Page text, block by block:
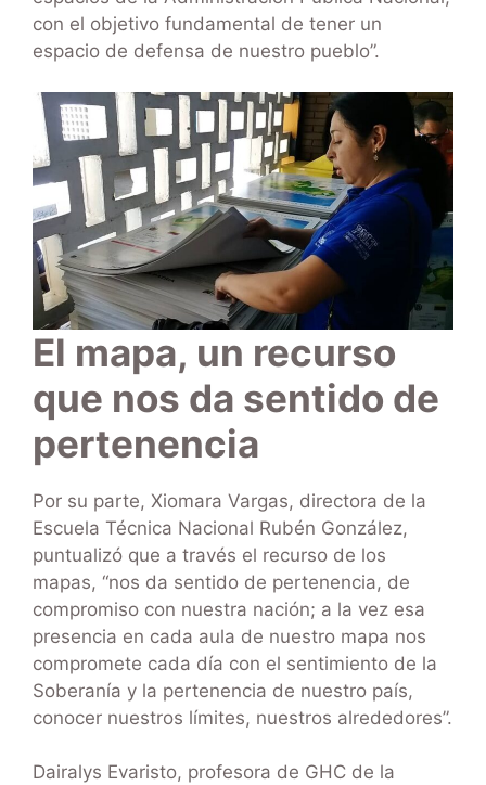
con el objetivo fundamental de tener un
espacio de defensa de nuestro pueblo”.
El mapa, un recurso
que nos da sentido de
pertenencia
Por su parte, Xiomara Vargas, directora de la
Escuela Técnica Nacional Rubén González,
puntualizó que a través el recurso de los
mapas, “nos da sentido de pertenencia, de
compromiso con nuestra nación; a la vez esa
presencia en cada aula de nuestro mapa nos
compromete cada día con el sentimiento de la
Soberanía y la pertenencia de nuestro país,
conocer nuestros límites, nuestros alrededores”.
Dairalys Evaristo, profesora de GHC de la